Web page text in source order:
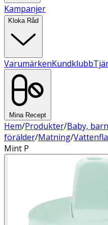
Kampanjer
Kloka Råd
VarumärkenKundklubb
Mina Recept
Hem/Produkter/Baby,
förälder/Matning/
Mint P